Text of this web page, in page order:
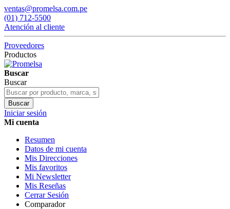
ventas@promelsa.com.pe
(01) 712-5500
Atención al cliente
Proveedores
Productos
Buscar
Buscar
Buscar
Iniciar sesión
Mi cuenta
Resumen
Datos de mi cuenta
Mis Direcciones
Mis favoritos
Mi Newsletter
Mis Reseñas
Cerrar Sesión
Comparador